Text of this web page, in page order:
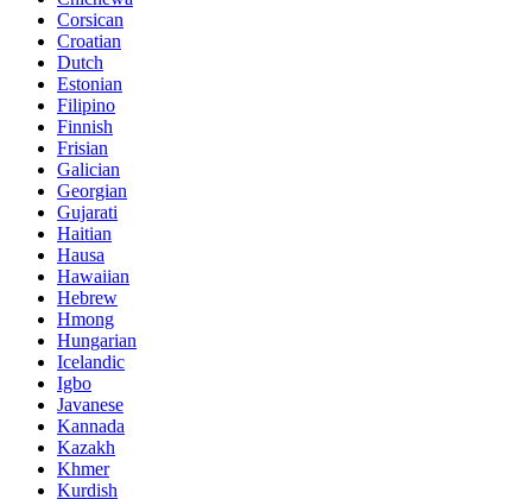
Corsican
Croatian
Dutch
Estonian
Filipino
Finnish
Frisian
Galician
Georgian
Gujarati
Haitian
Hausa
Hawaiian
Hebrew
Hmong
Hungarian
Icelandic
Igbo
Javanese
Kannada
Kazakh
Khmer
Kurdish